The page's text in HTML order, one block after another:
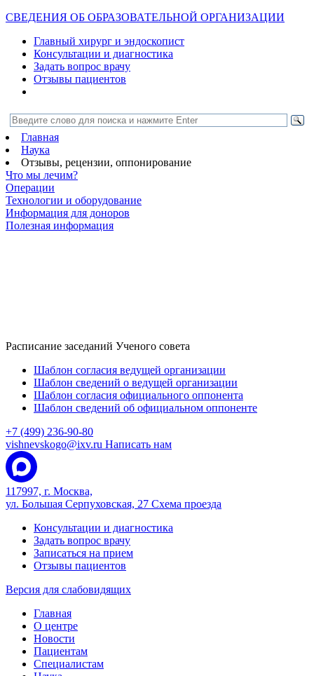
СВЕДЕНИЯ ОБ ОБРАЗОВАТЕЛЬНОЙ ОРГАНИЗАЦИИ
Главный хирург и эндоскопист
Консультации и диагностика
Задать вопрос врачу
Отзывы пациентов
Главная
Наука
Отзывы, рецензии, оппонирование
Что мы лечим?
Операции
Технологии и оборудование
Информация для доноров
Полезная информация
Расписание заседаний Ученого совета
Шаблон согласия ведущей организации
Шаблон сведений о ведущей организации
Шаблон согласия официального оппонента
Шаблон сведений об официальном оппоненте
+7 (499) 236-90-80
vishnevskogo@ixv.ru Написать нам
117997, г. Москва,
ул. Большая Серпуховская, 27 Схема проезда
Консультации и диагностика
Задать вопрос врачу
Записаться на прием
Отзывы пациентов
Версия для слабовидящих
Главная
О центре
Новости
Пациентам
Специалистам